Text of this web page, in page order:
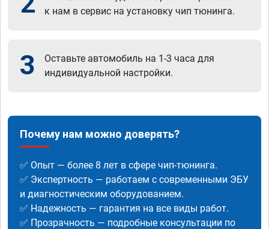
к нам в сервис на установку чип тюнинга.
3
Оставьте автомобиль на 1-3 часа для
индивидуальной настройки.
Почему нам можно доверять?
✅ Опыт — более 8 лет в сфере чип-тюнинга.
✅ Экспертность — работаем с современными ЭБУ
и диагностическим оборудованием.
✅ Надежность — гарантия на все виды работ.
✅ Прозрачность — подробные консультации по